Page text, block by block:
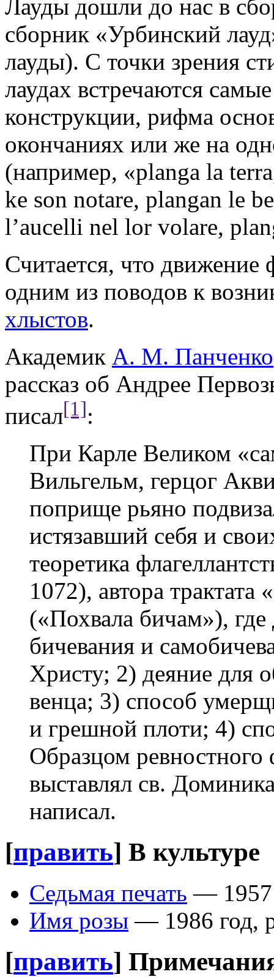
Лауды дошли до нас в
сборник «Урбинский
лауды). С точки зрения
лаудах встречаются
конструкции, рифма
окончаниях или же на
(например, «planga la
ke son notare, plangan le
l’aucelli nel lor volare,
Считается, что движение
одним из поводов к
хлыстов.
Академик А. М. Панченко
рассказ об Андрее
писал[1]:
При Карле Великом
Вильгельм, герцог
поприще рьяно
истязавший себя и
теоретика
1072), автора
(«Похвала бичам»),
бичевания и
Христу; 2) деяние для
венца; 3) способ
и грешной плоти; 4)
Образцом
выставлял св.
написал.
[править] В культуре
Седьмая печать — 1957
Имя розы — 1986 год,
[править]